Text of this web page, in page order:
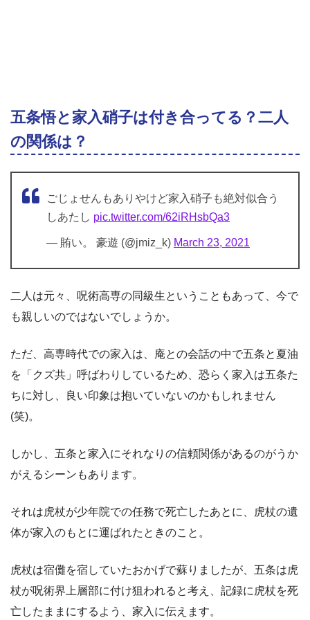
五条悟と家入硝子は付き合ってる？二人
の関係は？
ごじょせんもありやけど家入硝子も絶対似合う
しあたし pic.twitter.com/62iRHsbQa3
— 賄い。 豪遊 (@jmiz_k) March 23, 2021
二人は元々、呪術高専の同級生ということもあって、今で
も親しいのではないでしょうか。
ただ、高専時代での家入は、庵との会話の中で五条と夏油
を「クズ共」呼ばわりしているため、恐らく家入は五条た
ちに対し、良い印象は抱いていないのかもしれません
(笑)。
しかし、五条と家入にそれなりの信頼関係があるのがうか
がえるシーンもあります。
それは虎杖が少年院での任務で死亡したあとに、虎杖の遺
体が家入のもとに運ばれたときのこと。
虎杖は宿儺を宿していたおかげで蘇りましたが、五条は虎
杖が呪術界上層部に付け狙われると考え、記録に虎杖を死
亡したままにするよう、家入に伝えます。